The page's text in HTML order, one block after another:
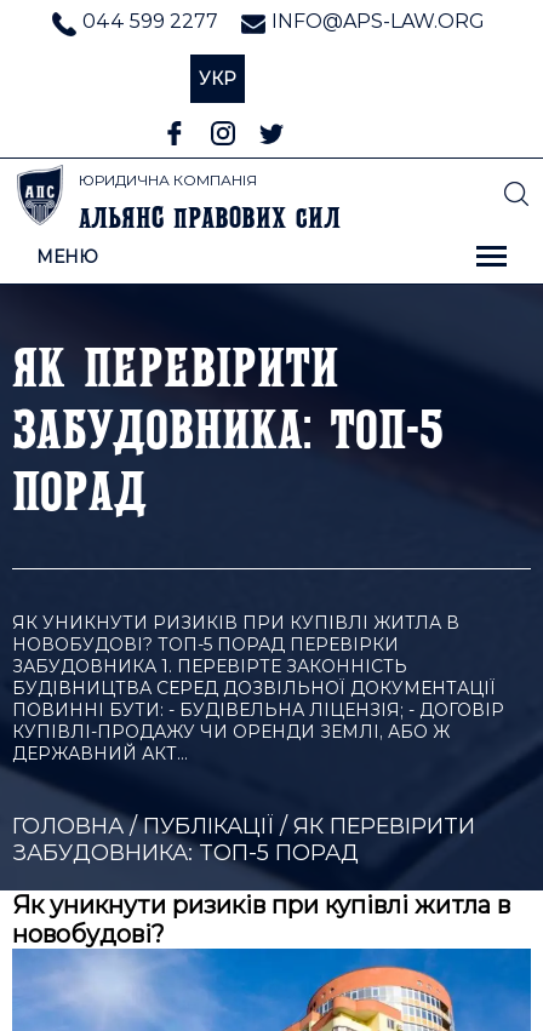
044 599 2277 INFO@APS-LAW.ORG
УКР
ЮРИДИЧНА КОМПАНІЯ
Альянс Правових Сил
МЕНЮ
ЯК ПЕРЕВІРИТИ
ЗАБУДОВНИКА: ТОП-5
ПОРАД
ЯК УНИКНУТИ РИЗИКІВ ПРИ КУПІВЛІ ЖИТЛА В
НОВОБУДОВІ? ТОП-5 ПОРАД ПЕРЕВІРКИ
ЗАБУДОВНИКА 1. ПЕРЕВІРТЕ ЗАКОННІСТЬ
БУДІВНИЦТВА СЕРЕД ДОЗВІЛЬНОЇ ДОКУМЕНТАЦІЇ
ПОВИННІ БУТИ: - БУДІВЕЛЬНА ЛІЦЕНЗІЯ; - ДОГОВІР
КУПІВЛІ-ПРОДАЖУ ЧИ ОРЕНДИ ЗЕМЛІ, АБО Ж
ДЕРЖАВНИЙ АКТ…
ГОЛОВНА/ПУБЛІКАЦІЇ / ЯК ПЕРЕВІРИТИ
ЗАБУДОВНИКА: ТОП-5 ПОРАД
Як уникнути ризиків при купівлі житла в
новобудові?